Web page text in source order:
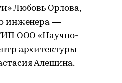
Любовь Орлова,
инженера —
ООО «Научно-
архитектуры
Алешина.